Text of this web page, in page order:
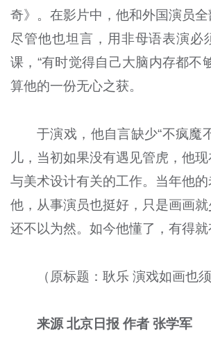
奇》。在影片中，他和外国演员全
尽管他也坦言，用非母语表演必
课，“有时觉得自己大脑内存都不
算他的一份无心之获。
于演戏，他自言缺少“不疯魔
儿，当初如果没有遇见管虎，他
与美术设计有关的工作。当年他
他，从事演员也挺好，只是画画
还不以为然。如今他懂了，有得就
（原标题：耿乐 演戏如画也须
来源 北京日报 作者 张学军